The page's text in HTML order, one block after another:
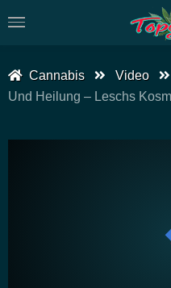
Cannabis Video
Und Heilung – Leschs